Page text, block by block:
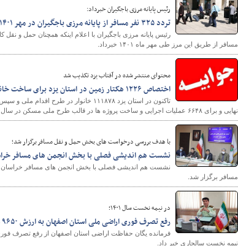
پایگاه خبری وزارت راه و
رئیس پایانه مرزی باجگیران خبرداد:
تردد ۳۲۵ نفر مسافر از پایانه مرزی باجگیران در مهر ۱۴۰۱
مسافر از طریق این مرز طی مهر ماه ۱۴۰۱ خبرداد.
محتوای منتشر شده در آفتاب یزد تکذیب شد
اختصاص ۱۲۲۶ هکتار زمین در استان یزد برای ساخت خانه های یک طبقه
نهایی و برای ۶۶۴۸ عملیات اجرایی و ساخت پروژه ها در قالب طرح ملی مسکن در سال های قبل آغاز شده و در حال انجام است
با هدف بررسی درخواست های بخش حمل و نقل مسافر برگزار شد؛
نشست هم اندیشی فصلی با بخش انجمن های مسافر
نشست هم اندیشی فصلی با بخش انجمن های مسافر
مسافر برگزار شد.
در نیمه نخست سال ۱۴۰۱؛
رفع تصرف فوری اراضی ملی استان اصفهان به ارزش ۹۶۵۰ میلیارد تومان
نیمه نخست سالجاری خبر داد.